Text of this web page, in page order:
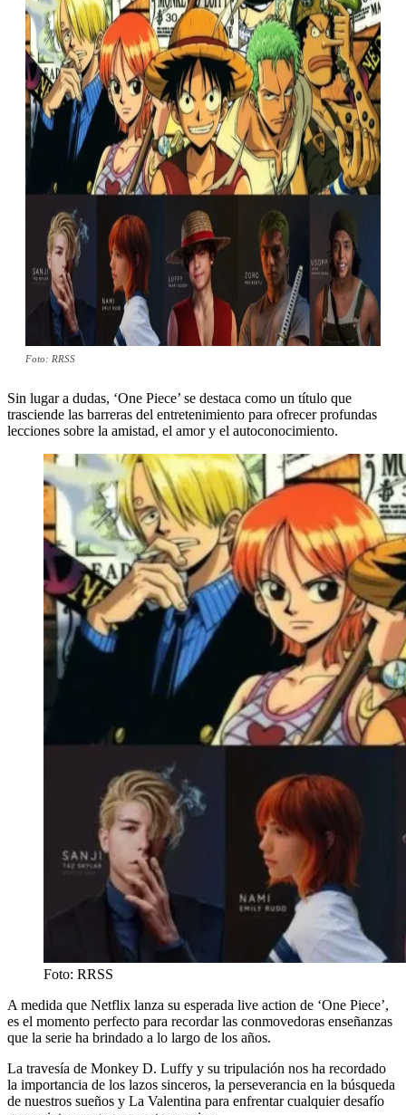
Foto: RRSS
Sin lugar a dudas, ‘One Piece’ se destaca como un título que
trasciende las barreras del entretenimiento para ofrecer profundas
lecciones sobre la amistad, el amor y el autoconocimiento.
Foto: RRSS
A medida que Netflix lanza su esperada live action de ‘One Piece’,
es el momento perfecto para recordar las conmovedoras enseñanzas
que la serie ha brindado a lo largo de los años.
La travesía de Monkey D. Luffy y su tripulación nos ha recordado
la importancia de los lazos sinceros, la perseverancia en la búsqueda
de nuestros sueños y La Valentina para enfrentar cualquier desafío